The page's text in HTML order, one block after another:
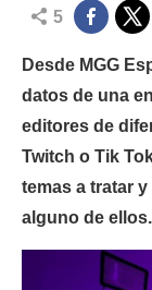
5
Desde MGG
datos de una
editores de
Twitch o Tik
temas a tratar
alguno de ellos.